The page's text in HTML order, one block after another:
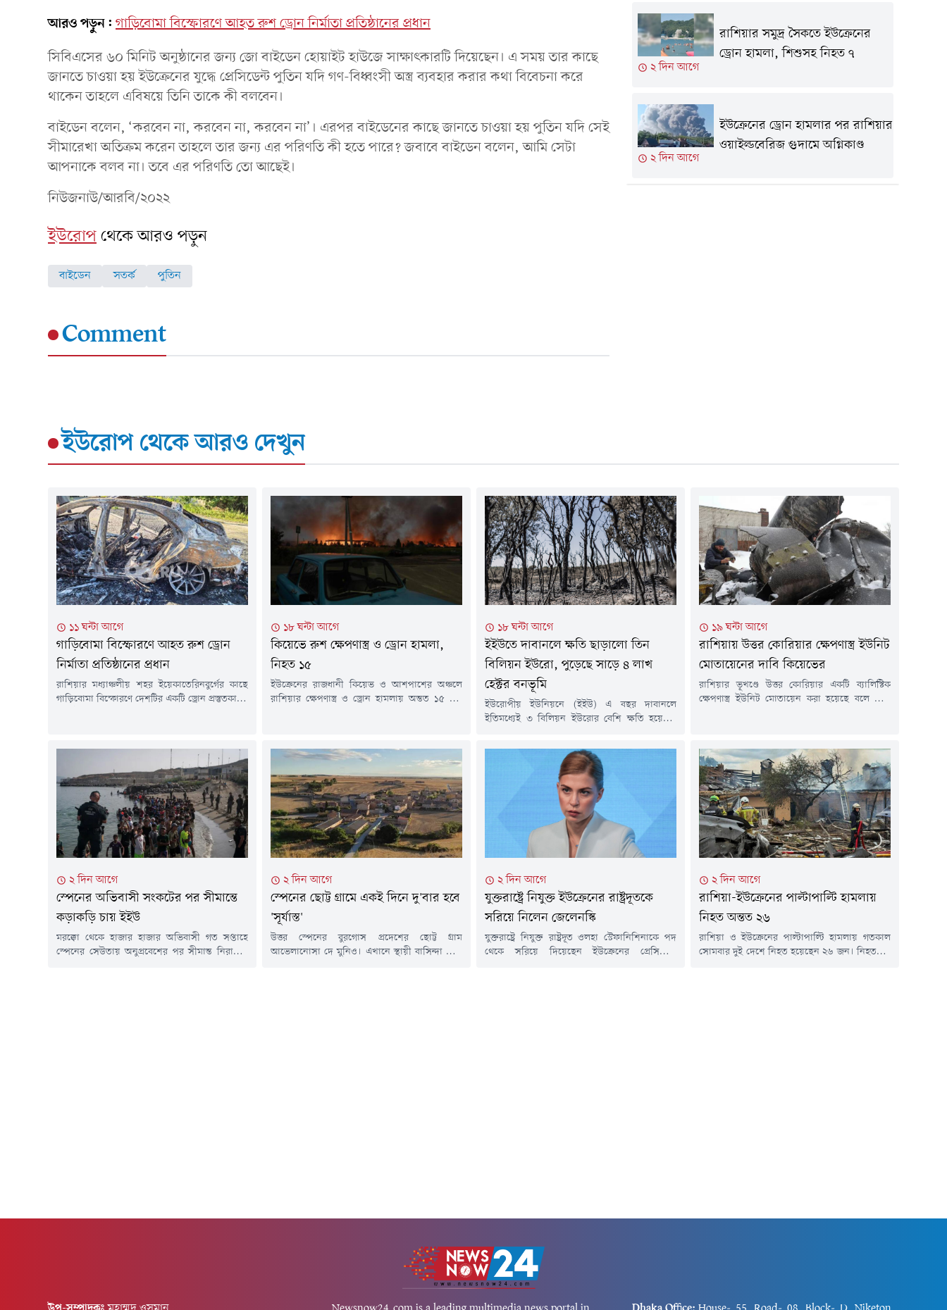
আরও পড়ুন: গাড়িবোমা বিস্ফোরণে আহত রুশ ড্রোন নির্মাতা প্রতিষ্ঠানের প্রধান
সিবিএসের ৬০ মিনিট অনুষ্ঠানের জন্য জো বাইডেন হোয়াইট হাউজে সাক্ষাত্কারটি দিয়েছেন। এ সময় তার কাছে
জানতে চাওয়া হয় ইউক্রেনের যুদ্ধে প্রেসিডেন্ট পুতিন যদি গণ-বিধ্বংসী অস্ত্র ব্যবহার করার কথা বিবেচনা করে
থাকেন তাহলে এবিষয়ে তিনি তাকে কী বলবেন।
বাইডেন বলেন, ‘করবেন না, করবেন না, করবেন না’। এরপর বাইডেনের কাছে জানতে চাওয়া হয় পুতিন যদি সেই
সীমারেখা অতিক্রম করেন তাহলে তার জন্য এর পরিণতি কী হতে পারে? জবাবে বাইডেন বলেন, আমি সেটা
আপনাকে বলব না। তবে এর পরিণতি তো আছেই।
নিউজনাউ/আরবি/২০২২
ইউরোপথেকে আরও পড়ুন
বাইডেন সতর্ক পুতিন
Comment
২ দিন আগে
রাশিয়ার সমুদ্র সৈকতে ইউক্রেনের
ড্রোন হামলা, শিশুসহ নিহত ৭
২ দিন আগে
ইউক্রেনের ড্রোন হামলার পর রাশিয়ার
ওয়াইল্ডবেরিজ গুদামে অগ্নিকাণ্ড
ইউরোপথেকে আরও দেখুন
১১ ঘন্টা আগে
গাড়িবোমা বিস্ফোরণে আহত রুশ ড্রোন
নির্মাতা প্রতিষ্ঠানের প্রধান
রাশিয়ার মধ্যাঞ্চলীয় শহর ইয়েকাতেরিনবুর্গের কাছে
গাড়িবোমা বিস্ফোরণে দেশটির একটি ড্রোন প্রস্তুতকারক
এসেছে।আহত ভ্লাদিমির তাকাচুক 'উরালদ্রোনজাভোদ'
নামের প্রতিষ্ঠানটির প্রধান। বর্তমানে তিনি
হাসপাতালের নিবিড় পরিচর্যা কেন্দ্রে (আইসিইউ)
চিকিৎসাধীন। রুশ রাষ্ট্রীয় বার্তা...
১৮ ঘন্টা আগে
কিয়েভে রুশ ক্ষেপণাস্ত্র ও ড্রোন হামলা,
নিহত ১৫
ইউক্রেনের রাজধানী কিয়েভ ও আশপাশের অঞ্চলে
রাশিয়ার ক্ষেপণাস্ত্র ও ড্রোন হামলায় অন্তত ১৫ জন
ভবন ও বিভিন্ন স্থাপনা ক্ষতিগ্রস্ত হয়েছে। চার বছরের
বেশি সময় ধরে চলা রাশিয়ার পূর্ণমাত্রার আগ্রাসনের
মধ্যে এটি...
১৮ ঘন্টা আগে
ইইউতে দাবানলে ক্ষতি ছাড়ালো তিন
বিলিয়ন ইউরো, পুড়েছে সাড়ে ৪ লাখ
হেক্টর বনভূমি
ইউরোপীয় ইউনিয়নে (ইইউ) এ বছর দাবানলে
ইতিমধ্যেই ৩ বিলিয়ন ইউরোর বেশি ক্ষতি হয়েছে।
ক্ষতিকেও ছাড়িয়ে গেছে।ফাইন্যান্সিয়াল টাইমসের এক
প্রতিবেদনে এই তথ্য উঠে এসেছে।ফ্রান্স, স্পেন,
পর্তুগাল, গ্রিস ও রোমানিয়ায় চলমান অগ্নিকাণ্ড
মৌসুমের প্রথম দুই মাসেই প্রায় সাড়ে চার লাখ হেক্টর
জমি আগুনে ভস্মীভূত হয়েছে। প্রতিবেদনে বলা...
১৯ ঘন্টা আগে
রাশিয়ায় উত্তর কোরিয়ার ক্ষেপণাস্ত্র ইউনিট
মোতায়েনের দাবি কিয়েভের
রাশিয়ার ভূখণ্ডে উত্তর কোরিয়ার একটি ব্যালিস্টিক
ক্ষেপণাস্ত্র ইউনিট মোতায়েন করা হয়েছে বলে দাবি
যা ইউক্রেনের বিভিন্ন লক্ষ্যবস্তুতে হামলায় ব্যবহার করা
হতে পারে।ইউক্রেনীয় সামরিক গোয়েন্দা কর্মকর্তা
আন্দ্রি চেরনিয়াক জানান, প্রায় ৯০ সদস্যের উত্তর
কোরীয়...
২ দিন আগে
স্পেনের অভিবাসী সংকটের পর সীমান্তে
কড়াকড়ি চায় ইইউ
মরক্কো থেকে হাজার হাজার অভিবাসী গত সপ্তাহে
স্পেনের সেউতায় অনুপ্রবেশের পর সীমান্ত নিরাপত্তা
২ দিন আগে
স্পেনের ছোট্ট গ্রামে একই দিনে দু'বার হবে
'সূর্যাস্ত'
উত্তর স্পেনের বুরগোস প্রদেশের ছোট্ট গ্রাম
আভেলানোসা দে মুনিও। এখানে স্থায়ী বাসিন্দা খুবই
২ দিন আগে
যুক্তরাষ্ট্রে নিযুক্ত ইউক্রেনের রাষ্ট্রদূতকে
সরিয়ে নিলেন জেলেনস্কি
যুক্তরাষ্ট্রে নিযুক্ত রাষ্ট্রদূত ওলহা স্টেফানিশিনাকে পদ
থেকে সরিয়ে দিয়েছেন ইউক্রেনের প্রেসিডেন্ট
২ দিন আগে
রাশিয়া-ইউক্রেনের পাল্টাপাল্টি হামলায়
নিহত অন্তত ২৬
রাশিয়া ও ইউক্রেনের পাল্টাপাল্টি হামলায় গতকাল
সোমবার দুই দেশে নিহত হয়েছেন ২৬ জন। নিহতদের